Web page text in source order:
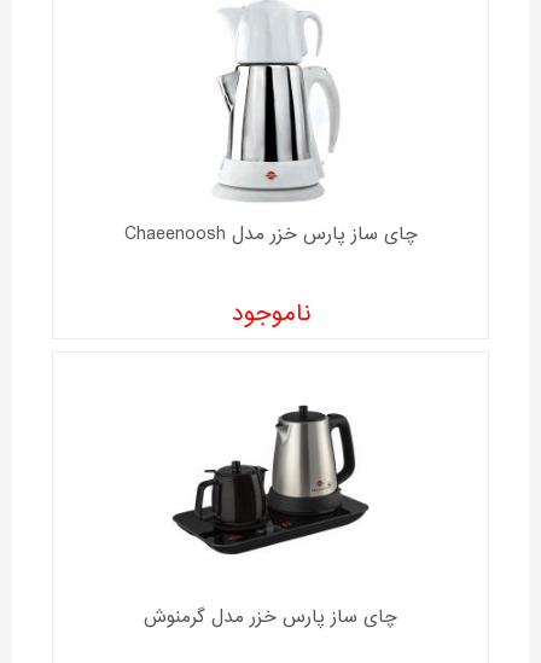
چای ساز پارس خزر مدل Chaeenoosh
ناموجود
چای ساز پارس خزر مدل گرمنوش